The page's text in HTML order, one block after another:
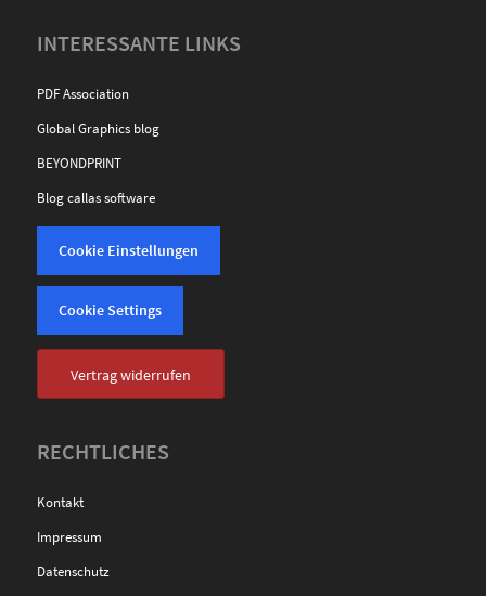
INTERESSANTE LINKS
PDF Association
Global Graphics blog
BEYONDPRINT
Blog callas software
Cookie Einstellungen
Cookie Settings
Vertrag widerrufen
RECHTLICHES
Kontakt
Impressum
Datenschutz